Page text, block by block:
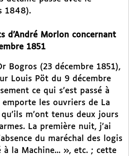
1848).
d’André Morlon concernant
1851
Bogros (23 décembre 1851),
Louis Pöt du 9 décembre
ce qui s’est passé à
les ouvriers de La
m’ont tenus deux jours
La première nuit, j’ai
du maréchal des logis
à la Machine... », etc. ; cette